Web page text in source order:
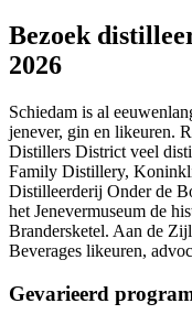
Bezoek
2026
Schiedam is al
jenever, gin en likeuren.
Distillers District veel
Family Distillery,
Distilleerderij Onder de
het Jenevermuseum de
Brandersketel. Aan de
Beverages likeuren,
Gevarieerd